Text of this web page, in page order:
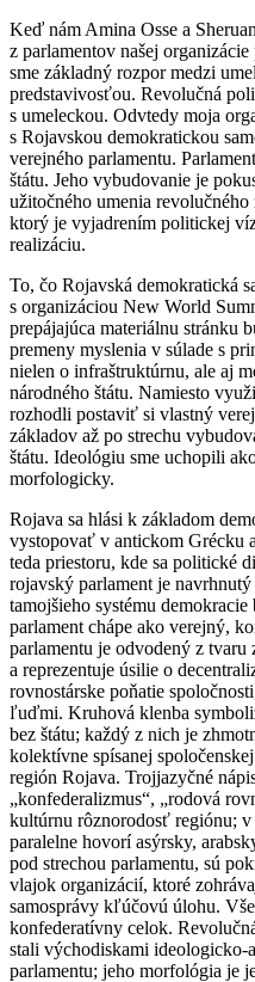
Keď nám Amina Osse a
z parlamentov našej
sme základný rozpor medzi
predstavivosťou. Revolučná
s umeleckou. Odvtedy moja
s Rojavskou demokratickou
verejného parlamentu.
štátu. Jeho vybudovanie je
užitočného umenia
ktorý je vyjadrením politickej
realizáciu.
To, čo Rojavská demokratická
s organizáciou New World
prepájajúca materiálnu stránku
premeny myslenia v súlade s
nielen o infraštruktúrnu, ale aj
národného štátu. Namiesto
rozhodli postaviť si vlastný
základov až po strechu
štátu. Ideológiu sme uchopili
morfologicky.
Rojava sa hlási k základom
vystopovať v antickom Grécku
teda priestoru, kde sa politické
rojavský parlament je
tamojšieho systému
parlament chápe ako verejný,
parlamentu je odvodený z tvaru
a reprezentuje úsilie o
rovnostárske poňatie
ľuďmi. Kruhová klenba
bez štátu; každý z nich je
kolektívne spísanej
región Rojava. Trojjazyčné
„konfederalizmus“, „rodová
kultúrnu rôznorodosť regiónu; v
paralelne hovorí asýrsky,
pod strechou parlamentu, sú
vlajok organizácií, ktoré
samosprávy kľúčovú úlohu.
konfederatívny celok.
stali východiskami ideologicko-
parlamentu; jeho morfológia je